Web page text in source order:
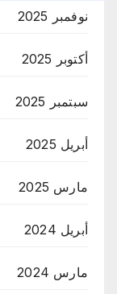
نوفمبر 2025
أكتوبر 2025
سبتمبر 2025
أبريل 2025
مارس 2025
أبريل 2024
مارس 2024